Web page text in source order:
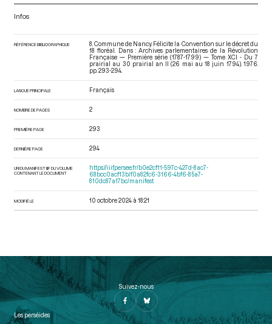
Infos
RÉFÉRENCE BIBLIOGRAPHIQUE
8. Commune de Nancy. Félicite la Convention sur le décret du
18 floréal. Dans : Archives parlementaires de la Révolution
Française — Première série (1787-1799) — Tome XCI - Du 7
prairial au 30 prairial an II (26 mai au 18 juin 1794). 1976.
pp. 293-294.
LANGUE PRINCIPALE Français
NOMBRE DE PAGES 2
PREMIÈRE PAGE 293
DERNIÈRE PAGE 294
URI DU MANIFEST IIIF DU VOLUME
CONTENANT LE DOCUMENT
https://iiif.persee.fr/b0e2cf11-597c-427d-8ac7-
68bcc0acf13b/f0a82fc6-3166-4bf6-85a7-
810dc87a17bc/manifest
MODIFIÉ LE 10 octobre 2024 à 18:21
Suivez-nous
Les perséides